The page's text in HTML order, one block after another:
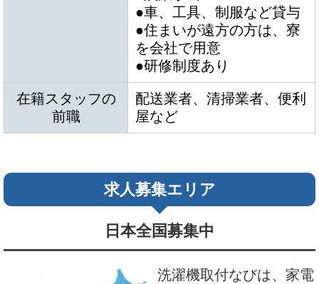
●車、工具、制服など貸与
●住まいが遠方の方は、寮
を会社で用意
●研修制度あり
在籍スタッフの
前職
配送業者、清掃業者、便利
屋など
求人募集エリア
日本全国募集中
洗濯機取付なびは、家電